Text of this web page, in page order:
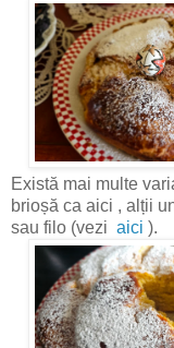
Există mai multe
brioșă ca aici , alții
sau filo (vezi aici ).